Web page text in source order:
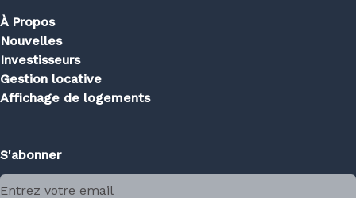
À Propos
Nouvelles
Investisseurs
Gestion locative
Affichage de logements
S'abonner